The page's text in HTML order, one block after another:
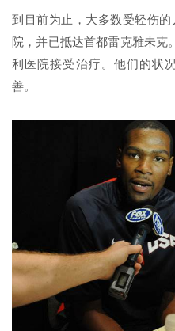
到目前为止，大多数受轻伤
院，并已抵达首都雷克雅未克
利医院接受治疗。他们的状
善。